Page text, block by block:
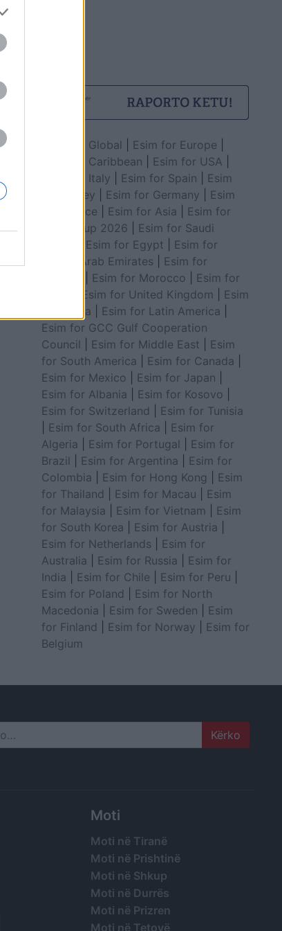
Esim for Global Esim for Europe
Esim for Caribbean
Esim for USA
Esim for Italy
Esim for Spain
Esim
for Turkey
Esim for Germany
Esim
for Greece
Esim for Asia
Esim for
World Cup 2026
Esim for Saudi
Esim for Egypt
Esim for
United Arab Emirates
Esim for
Esim for Morocco
Esim for
Esim for United Kingdom
Esim
for Africa
Esim for Latin America
Esim for GCC Gulf Cooperation
Council
Esim for Middle East
Esim
for South America
Esim for Canada
Esim for Mexico
Esim for Japan
Esim for Albania
Esim for Kosovo
Esim for Switzerland
Esim for Tunisia
Esim for South Africa
Esim for
Algeria
Esim for Portugal
Esim for
Brazil
Esim for Argentina
Esim for
Colombia
Esim for Hong Kong
Esim
for Thailand
Esim for Macau
Esim
for Malaysia
Esim for Vietnam
Esim
for South Korea
Esim for Austria
Esim for Netherlands
Esim for
Australia
Esim for Russia
Esim for
India
Esim for Chile Esim for Peru
Esim for Poland
Esim for North
Macedonia
Esim for Sweden
Esim
for Finland
Esim for Norway
Esim for
Belgium
Moti
Moti në Tiranë
Moti në Prishtinë
Moti në Shkup
Moti në Durrës
Moti në Prizren
Moti në Tetovë